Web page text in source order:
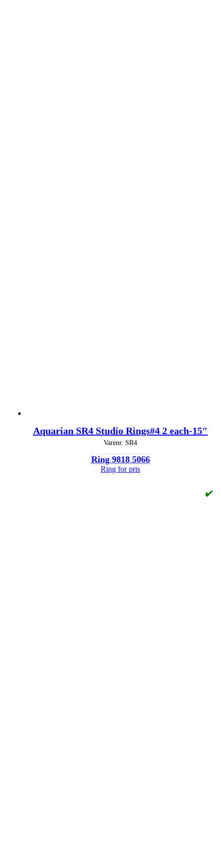
Aquarian SR4 Studio Rings#4 2 each-15″
Varenr. SR4
Ring 9818 5066
Ring for pris
✔️